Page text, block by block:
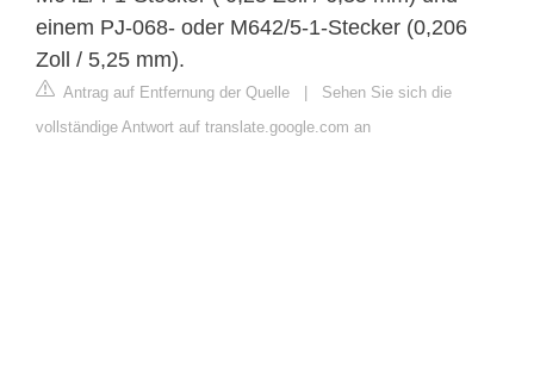
einem PJ-068- oder M642/5-1-Stecker (0,206
Zoll / 5,25 mm).
Antrag auf Entfernung der Quelle | Sehen Sie sich die
vollständige Antwort auf translate.google.com an